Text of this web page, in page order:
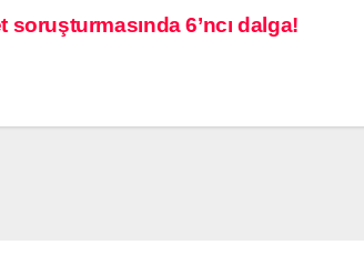
soruşturmasında 6’ncı dalga!